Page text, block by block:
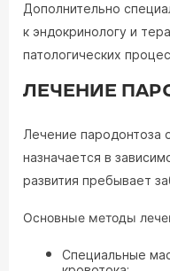
Дополнительно
к эндокринологу и
патологических
ЛЕЧЕНИЕ
Лечение пародонтоза
назначается в
развития пребывает
Основные методы
Специальные